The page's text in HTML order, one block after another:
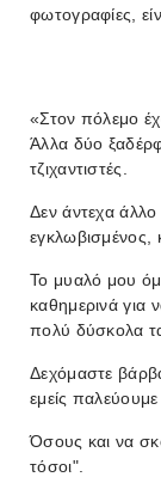
φωτογραφίες,
«Στον πόλεμο
Άλλα δύο
τζιχαντιστές.
Δεν άντεχα
εγκλωβισμένος,
Το μυαλό μου
καθημερινά για
πολύ δύσκολα
Δεχόμαστε
εμείς
Όσους και να
τόσοι".